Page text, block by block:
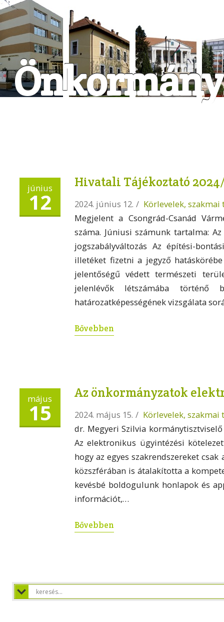
június
12
Hivatali Tájékoztató 2024/
2024. június 12. / Körlevelek,
Megjelent a Csongrád-Csanád
száma. Júniusi számunk tartalma:
jogszabályváltozás Az építési-
illetéket fizetni a jegyző
jelentőségű védett természeti
jelenlévők létszámába történő
határozatképességének vizsgálata
Bővebben
május
15
Az önkormányzatok
2024. május 15. / Körlevelek, szakmai
dr. Megyeri Szilvia
Az elektronikus ügyintézési
hogy az egyes szakrendszereket
közszférában is átalakította a
kevésbé boldogulunk honlapok és
információt,…
Bővebben